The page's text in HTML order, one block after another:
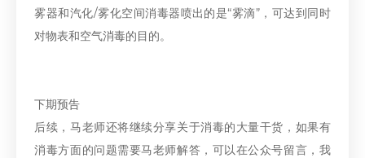
雾器和汽化/雾化空间消毒器喷出的是“雾滴”，可达到同时
对物表和空气消毒的目的。
下期预告
后续，马老师还将继续分享关于消毒的大量干货，如果有
消毒方面的问题需要马老师解答，可以在公众号留言，我